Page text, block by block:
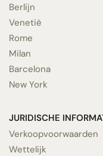
Berlijn
Venetië
Rome
Milan
Barcelona
New York
JURIDISCHE
Verkoopvoorwaarden
Wettelijk